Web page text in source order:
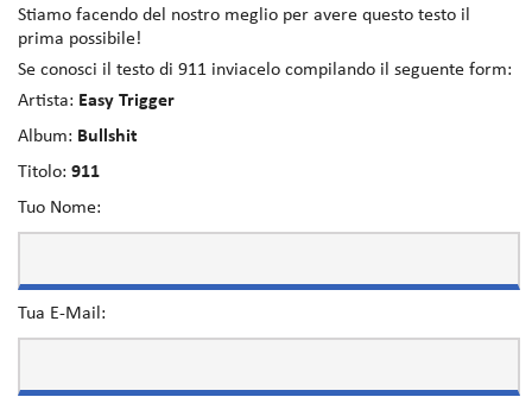
Stiamo facendo del nostro meglio per avere questo testo il
prima possibile!
Se conosci il testo di 911 inviacelo compilando il seguente form:
Artista: Easy Trigger
Album: Bullshit
Titolo: 911
Tuo Nome:
Tua E-Mail: